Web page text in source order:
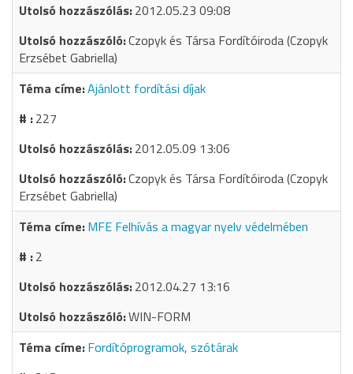
2012.05.23 09:08
Czopyk és Társa Fordítóiroda (Czopyk
Erzsébet Gabriella)
Ajánlott fordítási díjak
227
2012.05.09 13:06
Czopyk és Társa Fordítóiroda (Czopyk
Erzsébet Gabriella)
MFE Felhívás a magyar nyelv védelmében
2
2012.04.27 13:16
WIN-FORM
Fordítóprogramok, szótárak